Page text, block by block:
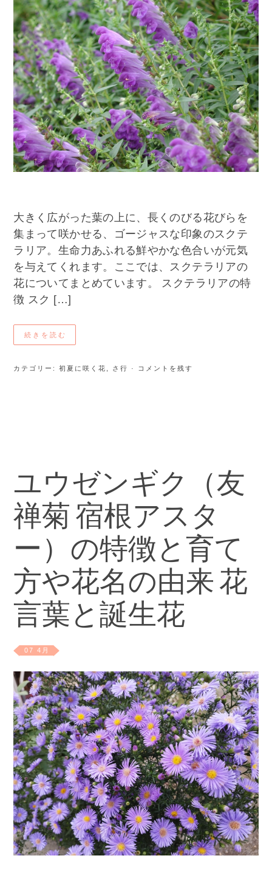
大きく広がった葉の上に、長くのびる花びらを
集まって咲かせる、ゴージャスな印象のスクテ
ラリア。生命力あふれる鮮やかな色合いが元気
を与えてくれます。ここでは、スクテラリアの
花についてまとめています。 スクテラリアの特
徴 スク […]
続きを読む
カテゴリー:初夏に咲く花 さ行 · コメントを残す
ユウゼンギク（友
禅菊 宿根アスタ
ー）の特徴と育て
方や花名の由来 花
言葉と誕生花
07 4月